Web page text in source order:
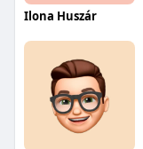
Ilona Huszár